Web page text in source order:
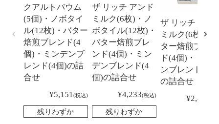
クアルトバウム
(5個)・ノボタイ
ル(12枚)・バター
焙煎ブレンド(4
個)・ミンデンブ
レンド(4個)の詰
合せ
¥5,151 税込
残りわずか
ザ リッチ アンド
ミルク(6枚)・ノ
ボタイル(12枚)・
バター焙煎ブレ
ンド(4個)・ミン
デンブレンド(4
個)の詰合せ
¥4,233 税込
残りわずか
ザ リッチ アン
ミルク(6枚)・
ター焙煎ブレン
ド(4個)・ミン
ンブレンド(4
の詰合せ
¥2,829